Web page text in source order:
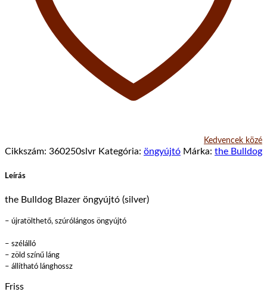
Kedvencek közé
Cikkszám: 360250slvr Kategória: öngyújtó Márka: the Bulldog
Leírás
the Bulldog Blazer öngyújtó (silver)
– újratölthető, szúrólángos öngyújtó
– szélálló
– zöld színű láng
– állítható lánghossz
Friss